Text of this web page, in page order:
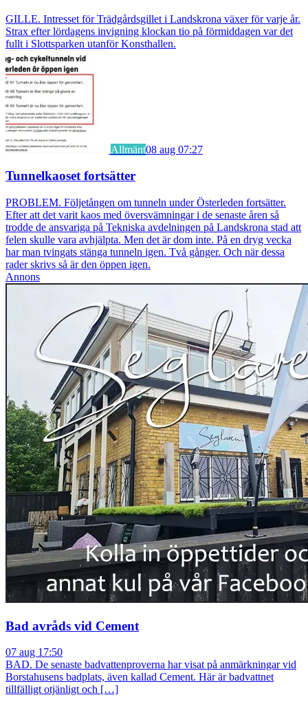
GILLE. Intresset för Trädgårdsgillet i Landskrona växer för varje år.
Strax efter lördagens invigning klockan tio på förmiddagen var det
fullt i Slottsparken utanför Konsthallen.
Allmänt08 aug 07:27
Tunnelkaoset fortsätter
PROBLEM. Följetången om tunneln under Österleden fortsätter.
Efter att det varit kaos med översvämningar i de senaste åren så
trodde de ansvariga på Tekniska avdelningen på Landskrona stad att
felen skulle vara avhjälpta. Men det är dom inte. På en dryg vecka
har man tvingats stänga tunneln igen. Två gånger. Och när dessa
rader skrivs så är den öppen igen.
Annons
Bad avråds vid Cement
07 aug 17:50
BAD. De senaste badvattenproverna har visat på anmärkningar vid
Borstahusens badplats, även kallad Cement. Här är badvattnet
tillfälligt otjänligt och […]